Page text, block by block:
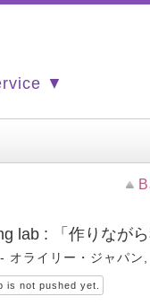
▼
lab : 「作りなが
オライリー・ジャパ
is not pushed yet.